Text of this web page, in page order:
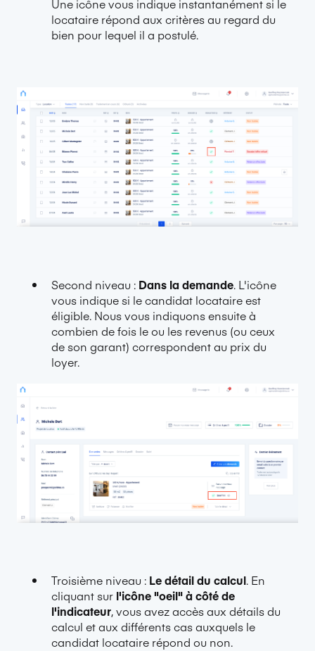
Une icône vous indique instantanément si le
locataire répond aux critères au regard du
bien pour lequel il a postulé.
Second niveau : Dans la demande. L'icône
vous indique si le candidat locataire est
éligible. Nous vous indiquons ensuite à
combien de fois le ou les revenus (ou ceux
de son garant) correspondent au prix du
loyer.
Troisième niveau : Le détail du calcul. En
cliquant sur l'icône "oeil" à côté de
l'indicateur, vous avez accès aux détails du
calcul et aux différents cas auxquels le
candidat locataire répond ou non.